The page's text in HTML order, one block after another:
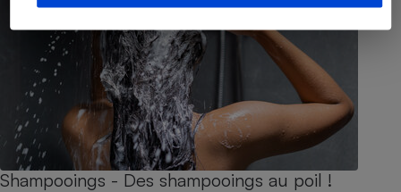
Shampooings - Des shampooings au poil !